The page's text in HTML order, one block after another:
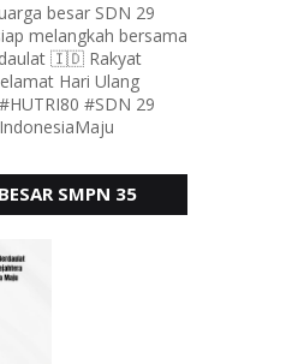
besar SDN 29
melangkah bersama
🇮🇩 Rakyat
Hari Ulang
#SDN 29
SMPN 35